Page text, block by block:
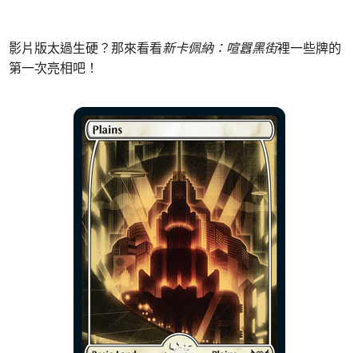
影片版太過生硬？那來看看新卡佩納：喧囂黑街裡一些牌的
第一次亮相吧！